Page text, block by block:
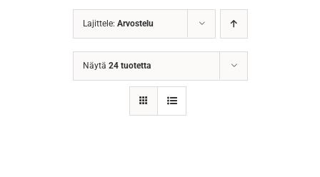
Lajittele: Arvostelu
Näytä 24 tuotetta